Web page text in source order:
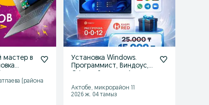
мастер в
(района
Установка Windows.
Программист, Виндоус,
Актобе, микрорайон 11
2026 ж. 04 тамыз